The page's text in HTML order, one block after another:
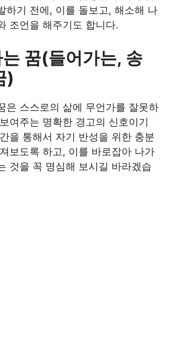
하기 전에, 이를 돌보고, 해소해 나
조언을 해주기도 합니다.
꿈(들어가는, 송
)
은 스스로의 삶에 무언가를 잘못하
여주는 명확한 경고의 신호이기
을 통해서 자기 반성을 위한 충분
보도록 하고, 이를 바로잡아 나가
것을 꼭 명심해 보시길 바라겠습